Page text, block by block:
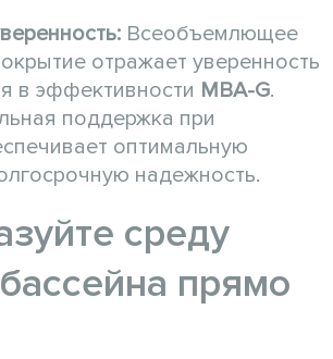
Всеобъемлющее
отражает уверенность
в эффективности MBA-G.
поддержка при
оптимальную
надежность.
среду
прямо